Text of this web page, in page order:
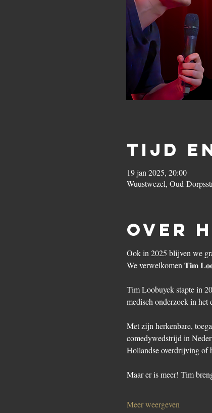
Tijd
19 jan 2025, 20:00
Wuustwezel, Oud-
Over
Ook in 2025 blijven we
We verwelkomen 𝐓𝐢𝐦
Tim Loobuyck stapte in
medisch onderzoek in het
Met zijn herkenbare,
comedywedstrijd in
Hollandse overdrijving of
Maar er is meer! Tim
Meer weergeven